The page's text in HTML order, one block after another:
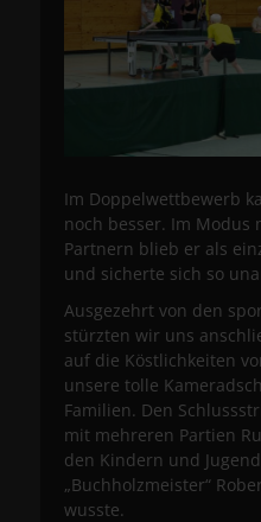
Im Doppelwettbewerb
noch besser. Im Modus
Partnern blieb er als
und sicherte sich so
Ausgezehrt von den
stürzten wir uns
auf die Köstlichkeiten
unsere tolle
Familien. Den
mit mehreren Partien
den Kindern und
„Buchholzmeister“
wusste.